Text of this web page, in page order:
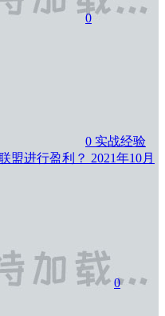
0
0 实战经验
盟进行盈利？ 2021年10月
0